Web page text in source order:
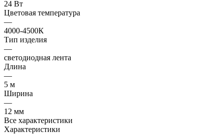
24 Вт
Цветовая температура
—
4000-4500К
Тип изделия
—
светодиодная лента
Длина
—
5 м
Ширина
—
12 мм
Все характеристики
Характеристики